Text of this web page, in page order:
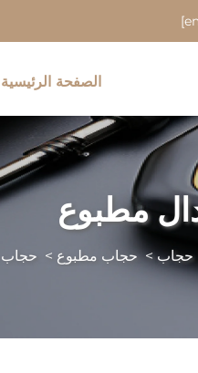
الصفحة الرئيسية
مطبوع
حجاب>حجاب مطبوع > حجاب